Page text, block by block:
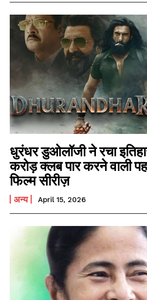
धुरंधर डुओलॉजी ने रचा
करोड़ क्लब पार करने वाली
फिल्म सीरीज़
अन्य April 15, 2026